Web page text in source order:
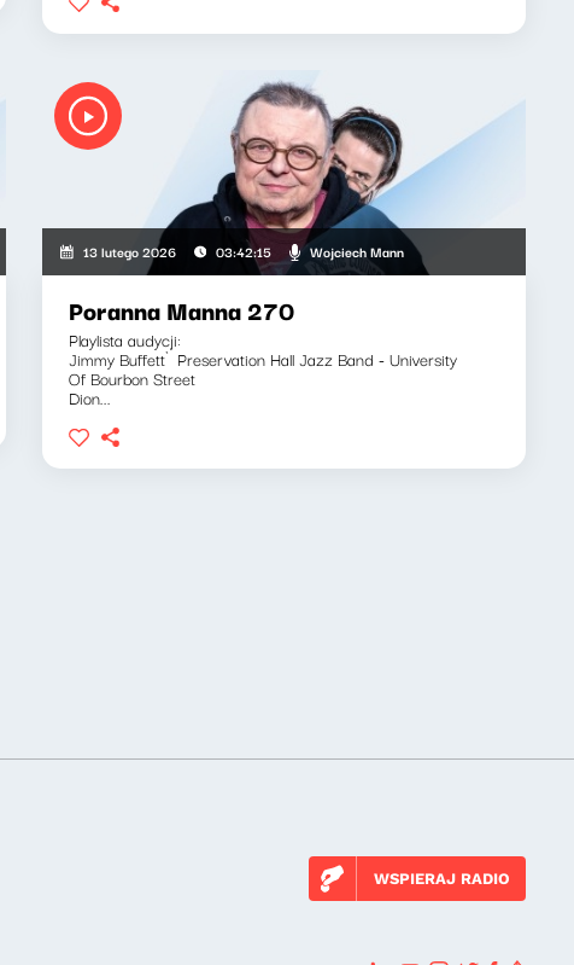
13 lutego 2026 03:42:15 Wojciech Mann
Poranna Manna 270
Playlista audycji:
Jimmy Buffett`Preservation Hall Jazz Band - University
Of Bourbon Street
Dion...
WSPIERAJ RADIO